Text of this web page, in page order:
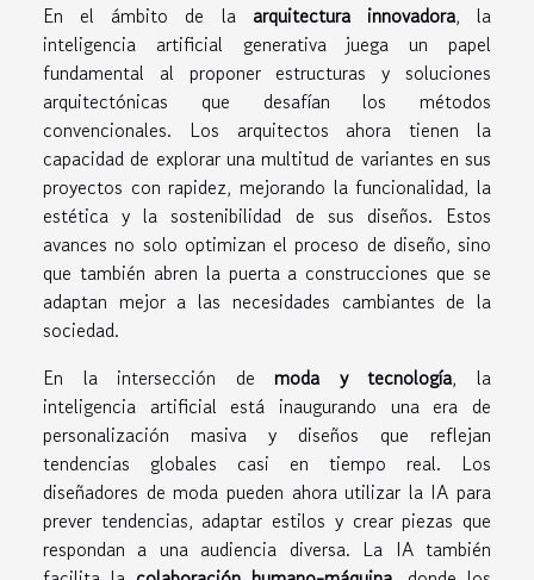
En el ámbito de la arquitectura innovadora, la
inteligencia artificial generativa juega un papel
fundamental al proponer estructuras y soluciones
arquitectónicas que desafían los métodos
convencionales. Los arquitectos ahora tienen la
capacidad de explorar una multitud de variantes en sus
proyectos con rapidez, mejorando la funcionalidad, la
estética y la sostenibilidad de sus diseños. Estos
avances no solo optimizan el proceso de diseño, sino
que también abren la puerta a construcciones que se
adaptan mejor a las necesidades cambiantes de la
sociedad.
En la intersección de moda y tecnología, la
inteligencia artificial está inaugurando una era de
personalización masiva y diseños que reflejan
tendencias globales casi en tiempo real. Los
diseñadores de moda pueden ahora utilizar la IA para
prever tendencias, adaptar estilos y crear piezas que
respondan a una audiencia diversa. La IA también